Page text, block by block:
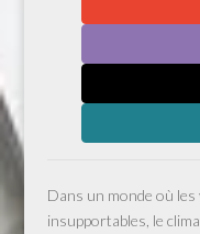
Dans un monde où
insupportables, le